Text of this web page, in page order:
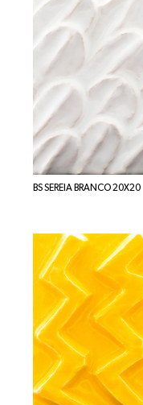
BS SEREIA BRANCO 20X20